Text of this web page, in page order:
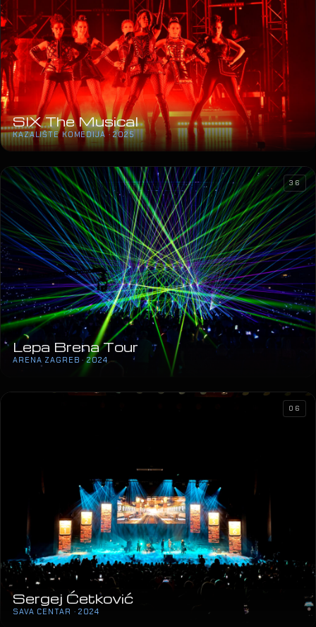
SIX The Musical
KAZALIŠTE KOMEDIJA · 2025
Lepa Brena Tour
ARENA ZAGREB · 2024
36
Sergej Ćetković
SAVA CENTAR · 2024
06